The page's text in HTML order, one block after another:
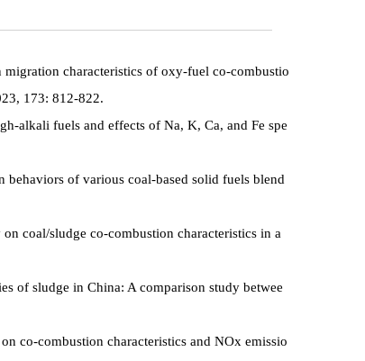
characteristics of oxy-fuel co-combustio
173: 812-822.
alkali fuels and effects of Na, K, Ca, and Fe spe
behaviors of various coal-based solid fuels blend
coal/sludge co-combustion characteristics in a
of sludge in China: A comparison study betwee
co-combustion characteristics and NOx emissio